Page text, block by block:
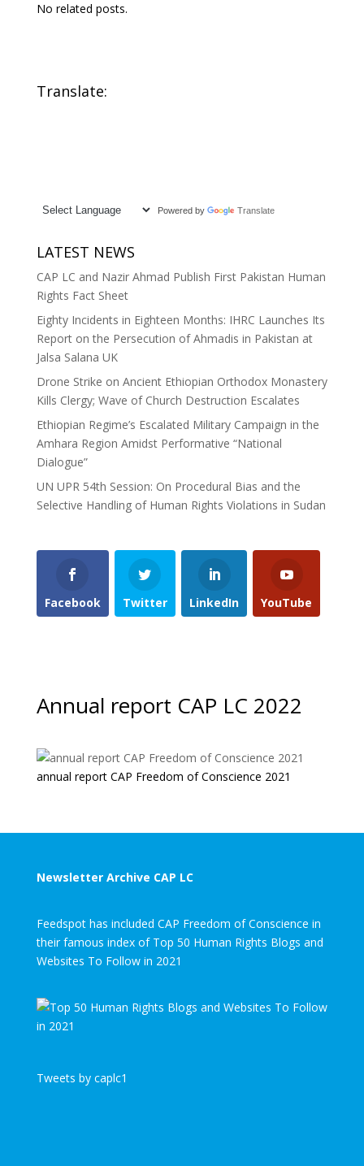
No related posts.
Translate:
Powered by Translate
LATEST NEWS
CAP LC and Nazir Ahmad Publish First Pakistan Human
Rights Fact Sheet
Eighty Incidents in Eighteen Months: IHRC Launches Its
Report on the Persecution of Ahmadis in Pakistan at
Jalsa Salana UK
Drone Strike on Ancient Ethiopian Orthodox Monastery
Kills Clergy; Wave of Church Destruction Escalates
Ethiopian Regime’s Escalated Military Campaign in the
Amhara Region Amidst Performative “National
Dialogue”
UN UPR 54th Session: On Procedural Bias and the
Selective Handling of Human Rights Violations in Sudan
Facebook Twitter LinkedIn YouTube
Annual report CAP LC 2022
annual report CAP Freedom of Conscience 2021
Newsletter Archive CAP LC
Feedspot has included CAP Freedom of Conscience in
their famous index of Top 50 Human Rights Blogs and
Websites To Follow in 2021
Tweets by caplc1